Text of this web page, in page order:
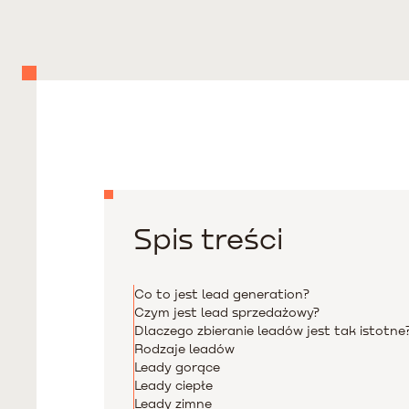
Spis treści
Co to jest lead generation?
Czym jest lead sprzedażowy?
Dlaczego zbieranie leadów jest tak
Rodzaje leadów
Leady gorące
Leady ciepłe
Leady zimne